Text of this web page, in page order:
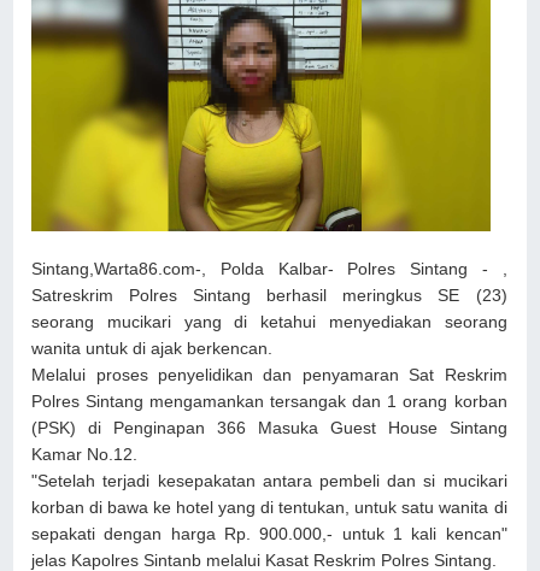
Sintang,Warta86.com-, Polda Kalbar- Polres Sintang - ,
Satreskrim Polres Sintang berhasil meringkus SE (23)
seorang mucikari yang di ketahui menyediakan seorang
wanita untuk di ajak berkencan.
Melalui proses penyelidikan dan penyamaran Sat Reskrim
Polres Sintang mengamankan tersangak dan 1 orang korban
(PSK) di Penginapan 366 Masuka Guest House Sintang
Kamar No.12.
"Setelah terjadi kesepakatan antara pembeli dan si mucikari
korban di bawa ke hotel yang di tentukan, untuk satu wanita di
sepakati dengan harga Rp. 900.000,- untuk 1 kali kencan"
jelas Kapolres Sintanb melalui Kasat Reskrim Polres Sintang.